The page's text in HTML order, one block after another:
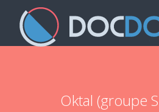
Oktal (groupe